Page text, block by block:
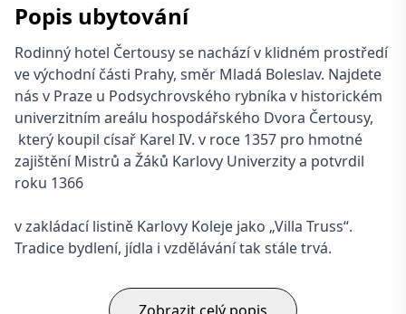
Popis ubytování
Rodinný hotel Čertousy se nachází v klidném prostředí
ve východní části Prahy, směr Mladá Boleslav. Najdete
nás v Praze u Podsychrovského rybníka v historickém
univerzitním areálu hospodářského Dvora Čertousy,
který koupil císař Karel IV. v roce 1357 pro hmotné
zajištění Mistrů a Žáků Karlovy Univerzity a potvrdil
roku 1366
v zakládací listině Karlovy Koleje jako „Villa Truss“.
Tradice bydlení, jídla i vzdělávání tak stále trvá.